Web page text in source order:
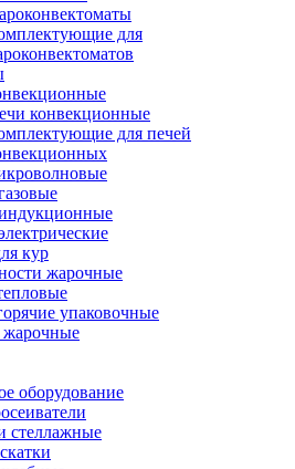
для
конвекционные
для печей
кур
жарочные
упаковочные
оборудование
стеллажные